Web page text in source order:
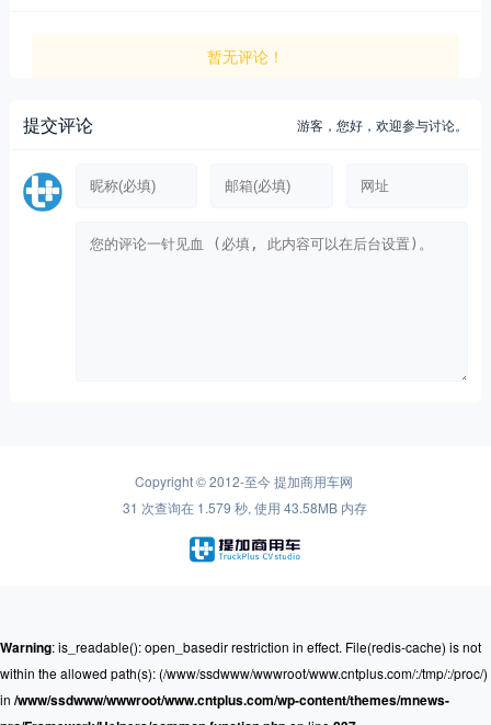
暂无评论！
提交评论 游客，您好，欢迎参与讨论。
Copyright © 2012-至今提加商用车网
31 次查询在 1.579 秒, 使用 43.58MB 内存
Warning: is_readable(): open_basedir restriction in effect. File(redis-cache) is not
within the allowed path(s): (/www/ssdwww/wwwroot/www.cntplus.com/:/tmp/:/proc/)
in /www/ssdwww/wwwroot/www.cntplus.com/wp-content/themes/mnews-